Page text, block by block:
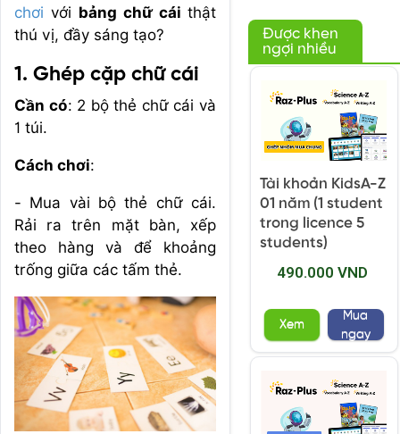
chơi với bảng chữ cái thật
thú vị, đầy sáng tạo?
1. Ghép cặp chữ cái
Cần có: 2 bộ thẻ chữ cái và
1 túi.
Cách chơi:
- Mua vài bộ thẻ chữ cái.
Rải ra trên mặt bàn, xếp
theo hàng và để khoảng
trống giữa các tấm thẻ.
Được khen
ngợi nhiều
Tài khoản KidsA-Z
01 năm (1 student
trong licence 5
students)
490.000 VND
Xem
Mua
ngay